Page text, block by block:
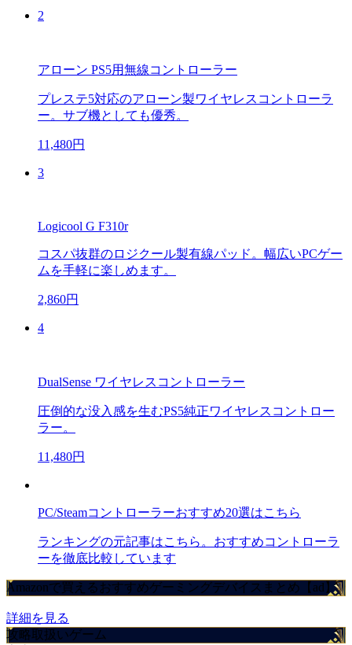
2
アローン PS5用無線コントローラー
プレステ5対応のアローン製ワイヤレスコントローラ
ー。サブ機としても優秀。
11,480円
3
Logicool G F310r
コスパ抜群のロジクール製有線パッド。幅広いPCゲー
ムを手軽に楽しめます。
2,860円
4
DualSense ワイヤレスコントローラー
圧倒的な没入感を生むPS5純正ワイヤレスコントロー
ラー。
11,480円
PC/Steamコントローラーおすすめ20選はこちら
ランキングの元記事はこちら。おすすめコントローラ
ーを徹底比較しています
Amazonで買えるおすすめゲーミングデバイスまとめ【ad】
詳細を見る
攻略取扱いゲーム